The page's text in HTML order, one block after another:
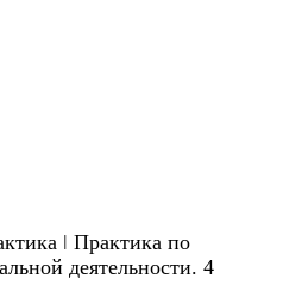
ǀ Практика по
деятельности. 4